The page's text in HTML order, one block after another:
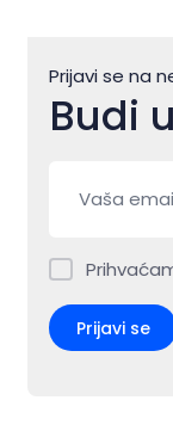
Prijavi se na
Budi
Prijavi se